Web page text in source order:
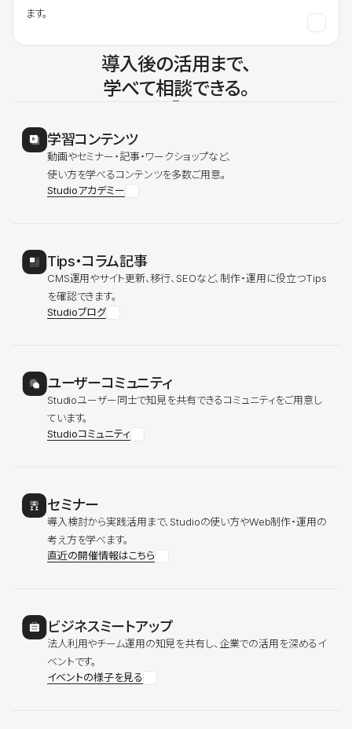
ます。
導入後の活用まで、
学べて相談できる。
学習コンテンツ
動画やセミナー・記事・ワークショップなど、
使い方を学べるコンテンツを多数ご用意。
Studioアカデミー
Tips・コラム記事
CMS運用やサイト更新、移行、SEOなど、制作・運用に役立つTips
を確認できます。
Studioブログ
ユーザーコミュニティ
Studioユーザー同士で知見を共有できるコミュニティをご用意し
ています。
Studioコミュニティ
セミナー
導入検討から実践活用まで、Studioの使い方やWeb制作・運用の
考え方を学べます。
直近の開催情報はこちら
ビジネスミートアップ
法人利用やチーム運用の知見を共有し、企業での活用を深めるイ
ベントです。
イベントの様子を見る